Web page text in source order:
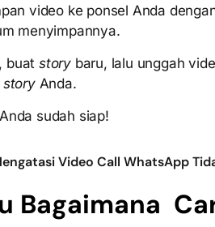
video ke ponsel Anda
menyimpannya.
buat story baru, lalu unggah
storyAnda.
sudah siap!
Video Call WhatsApp
Bagaimana